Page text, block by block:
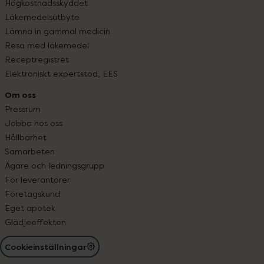
Högkostnadsskyddet
Läkemedelsutbyte
Lämna in gammal medicin
Resa med läkemedel
Receptregistret
Elektroniskt expertstöd, EES
Om oss
Pressrum
Jobba hos oss
Hållbarhet
Samarbeten
Ägare och ledningsgrupp
För leverantörer
Företagskund
Eget apotek
Glädjeeffekten
Cookieinställningar